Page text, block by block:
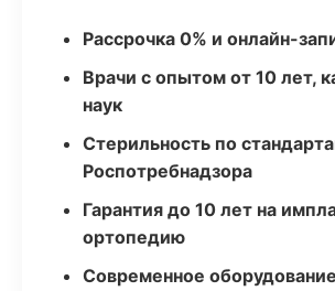
Рассрочка 0% и онлайн-
Врачи с опытом от 10 лет,
наук
Стерильность по
Роспотребнадзора
Гарантия до 10 лет на
ортопедию
Современное